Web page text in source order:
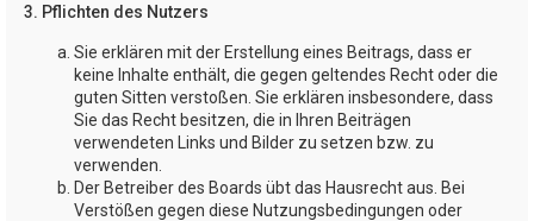
3. Pflichten des Nutzers
Sie erklären mit der Erstellung eines Beitrags, dass er
keine Inhalte enthält, die gegen geltendes Recht oder die
guten Sitten verstoßen. Sie erklären insbesondere, dass
Sie das Recht besitzen, die in Ihren Beiträgen
verwendeten Links und Bilder zu setzen bzw. zu
verwenden.
Der Betreiber des Boards übt das Hausrecht aus. Bei
Verstößen gegen diese Nutzungsbedingungen oder